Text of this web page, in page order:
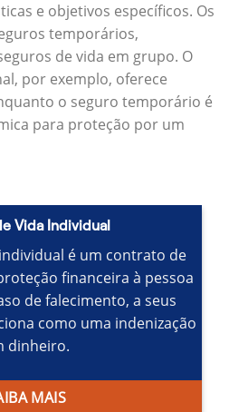
e objetivos específicos. Os
temporários,
de vida em grupo. O
por exemplo, oferece
o seguro temporário é
para proteção por um
Vida Individual
é um contrato de
financeira à pessoa
de falecimento, a seus
como uma indenização
dinheiro.
MAIS